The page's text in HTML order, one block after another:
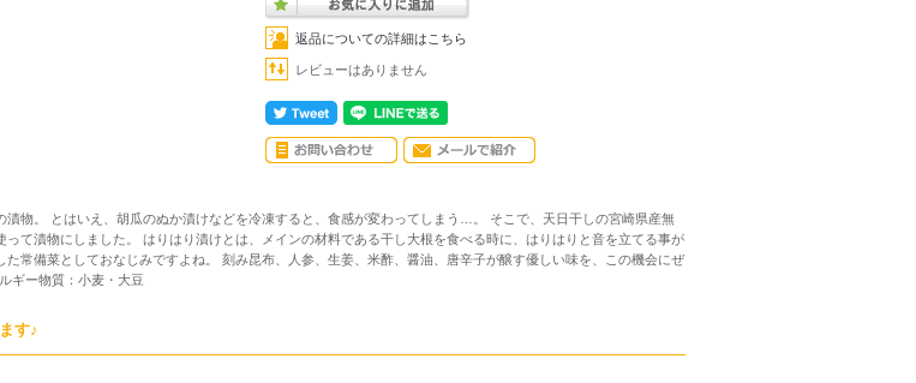
返品についての詳細はこちら
レビューはありません
漬物。 とはいえ、胡瓜のぬか漬けなどを冷凍すると、食感が変わってしまう…。 そこで、天日干しの宮崎県産無
って漬物にしました。 はりはり漬けとは、メインの材料である干し大根を食べる時に、はりはりと音を立てる事が
た常備菜としておなじみですよね。 刻み昆布、人参、生姜、米酢、醤油、唐辛子が醸す優しい味を、この機会にぜ
ギー物質：小麦・大豆
す♪